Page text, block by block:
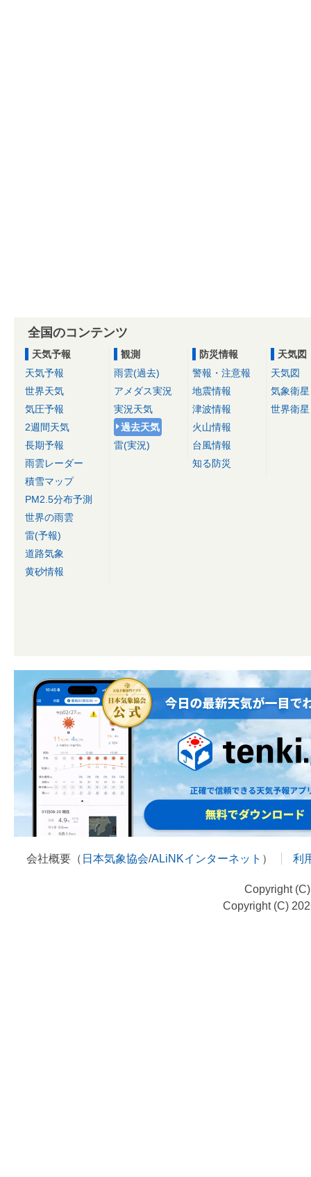
全国のコンテンツ
天気予報
天気予報
世界天気
気圧予報
2週間天気
長期予報
雨雲レーダー
積雪マップ
PM2.5分布予測
世界の雨雲
雷(予報)
道路気象
黄砂情報
観測
雨雲(過去)
アメダス実況
実況天気
過去天気
雷(実況)
防災情報
警報・注意報
地震情報
津波情報
火山情報
台風情報
知る防災
天気図
天気図
気象衛星
世界衛星
会社概要（ 日本気象協会/ALiNKインターネット ） 利
Copyright
Copyright (C)